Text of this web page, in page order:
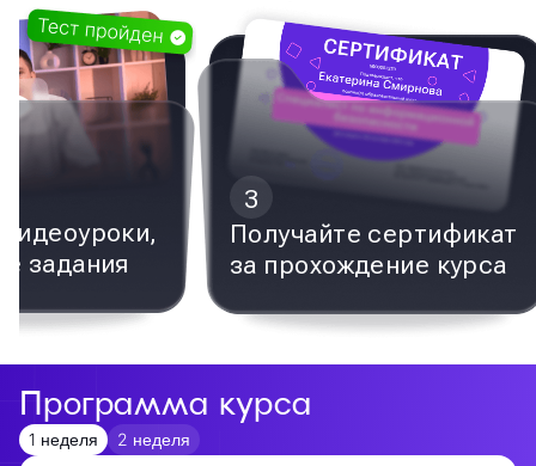
задания
3
Получайте сертификат
за прохождение курса
Программа курса
1 неделя 2 неделя